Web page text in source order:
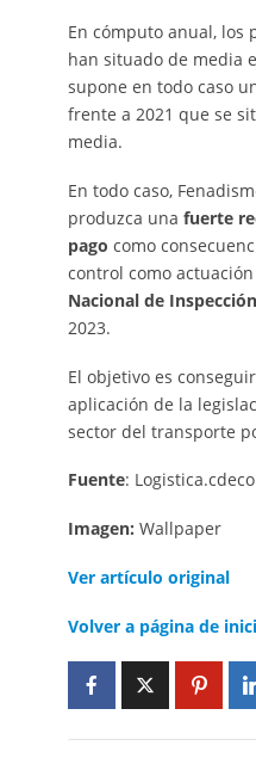
En cómputo anual, los
han situado de media
supone en todo caso
frente a 2021 que se
media.
En todo caso,
produzca una fuerte
pago como
control como
Nacional de
2023.
El objetivo es
aplicación de la
sector del transporte
Fuente:
Imagen: Wallpaper
Ver artículo original
Volver a página de